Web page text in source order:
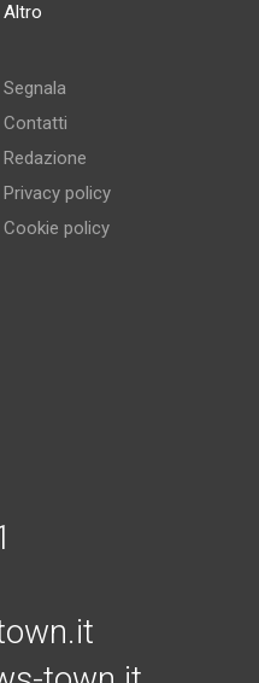
Altro
Segnala
Contatti
Redazione
Privacy policy
Cookie policy